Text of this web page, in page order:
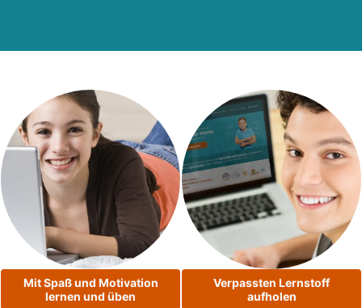
Mit Spaß und Motivation
lernen und üben
Verpassten Lernstoff
aufholen